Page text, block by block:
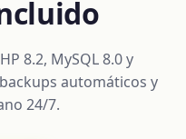
8.2, MySQL 8.0 y
automáticos y
24/7.